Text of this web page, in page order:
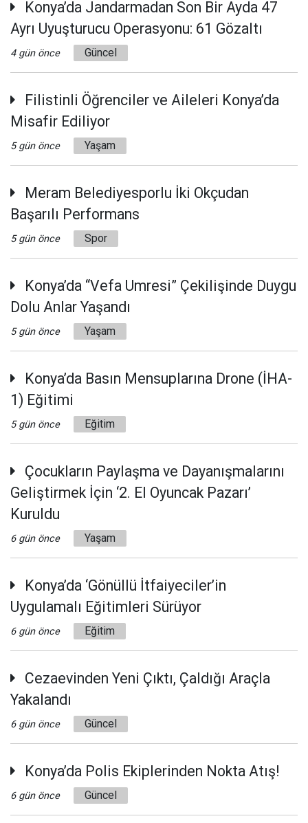
Konya’da Jandarmadan Son Bir Ayda 47
Ayrı Uyuşturucu Operasyonu: 61 Gözaltı
4 gün önce Güncel
Filistinli Öğrenciler ve Aileleri Konya’da
Misafir Ediliyor
5 gün önce Yaşam
Meram Belediyesporlu İki Okçudan
Başarılı Performans
5 gün önce Spor
Konya’da “Vefa Umresi” Çekilişinde Duygu
Dolu Anlar Yaşandı
5 gün önce Yaşam
Konya’da Basın Mensuplarına Drone (İHA-
1) Eğitimi
5 gün önce Eğitim
Çocukların Paylaşma ve Dayanışmalarını
Geliştirmek İçin ‘2. El Oyuncak Pazarı’
Kuruldu
6 gün önce Yaşam
Konya’da ‘Gönüllü İtfaiyeciler’in
Uygulamalı Eğitimleri Sürüyor
6 gün önce Eğitim
Cezaevinden Yeni Çıktı, Çaldığı Araçla
Yakalandı
6 gün önce Güncel
Konya’da Polis Ekiplerinden Nokta Atış!
6 gün önce Güncel